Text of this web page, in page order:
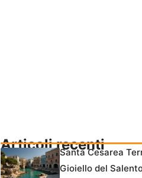
Articoli recenti
Santa Cesarea
Gioiello del